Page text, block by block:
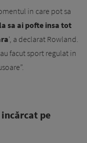
in care pot sa
sa ai pofte insa tot
', a declarat Rowland.
facut sport regulat in
incărcat pe